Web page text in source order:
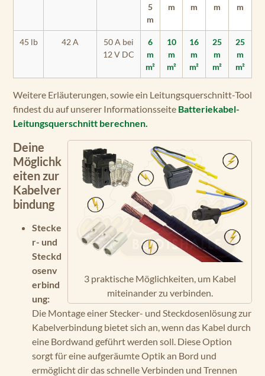
5
m
m m m m
45 lb 42 A
50 A bei
12 V DC
6
m
m²
10
m
m²
16
m
m²
25
m
m²
25
m
m²
Weitere Erläuterungen, sowie ein Leitungsquerschnitt-Tool
findest du auf unserer Informationsseite Batteriekabel-
Leitungsquerschnitt berechnen.
3 praktische Möglichkeiten, um Kabel
miteinander zu verbinden.
Deine
Möglichk
eiten zur
Kabelver
bindung
Stecke
r- und
Steckd
osenv
erbind
ung:
Die Montage einer Stecker- und Steckdosenlösung zur
Kabelverbindung bietet sich an, wenn das Kabel durch
eine Bordwand geführt werden soll. Diese Option
sorgt für eine aufgeräumte Optik an Bord und
ermöglicht dir das schnelle Verbinden und Trennen